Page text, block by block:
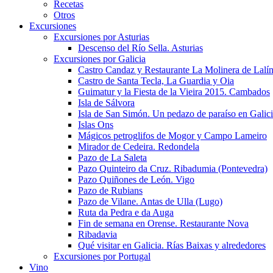
Recetas
Otros
Excursiones
Excursiones por Asturias
Descenso del Río Sella. Asturias
Excursiones por Galicia
Castro Candaz y Restaurante La Molinera de Lalín
Castro de Santa Tecla, La Guardia y Oia
Guimatur y la Fiesta de la Vieira 2015. Cambados
Isla de Sálvora
Isla de San Simón. Un pedazo de paraíso en
Islas Ons
Mágicos petroglifos de Mogor y Campo Lameiro
Mirador de Cedeira. Redondela
Pazo de La Saleta
Pazo Quinteiro da Cruz. Ribadumia (Pontevedra)
Pazo Quiñones de León. Vigo
Pazo de Rubians
Pazo de Vilane. Antas de Ulla (Lugo)
Ruta da Pedra e da Auga
Fin de semana en Orense. Restaurante Nova
Ribadavia
Qué visitar en Galicia. Rías Baixas y alrededores
Excursiones por Portugal
Vino